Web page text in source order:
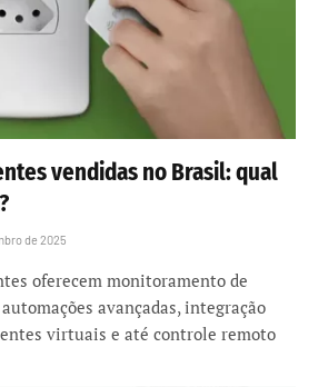
vendidas no Brasil: qual
de 2025
oferecem monitoramento de
avançadas, integração
virtuais e até controle remoto